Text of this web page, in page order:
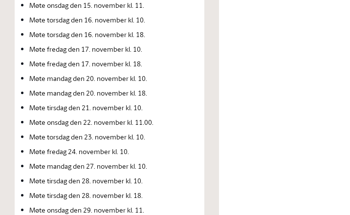
Møte onsdag den 15. november kl. 11.
Møte torsdag den 16. november kl. 10.
Møte torsdag den 16. november kl. 18.
Møte fredag den 17. november kl. 10.
Møte fredag den 17. november kl. 18.
Møte mandag den 20. november kl. 10.
Møte mandag den 20. november kl. 18.
Møte tirsdag den 21. november kl. 10.
Møte onsdag den 22. november kl. 11.00.
Møte torsdag den 23. november kl. 10.
Møte fredag 24. november kl. 10.
Møte mandag den 27. november kl. 10.
Møte tirsdag den 28. november kl. 10.
Møte tirsdag den 28. november kl. 18.
Møte onsdag den 29. november kl. 11.